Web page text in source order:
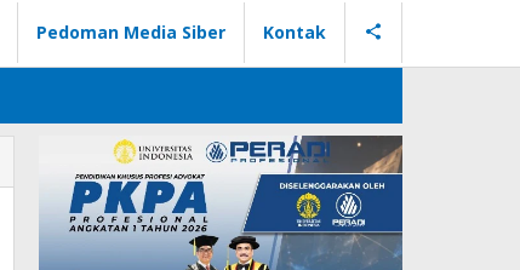
Pedoman Media Siber Kontak